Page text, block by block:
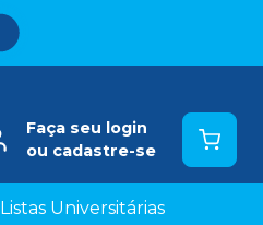
Faça seu login
ou cadastre-se
Listas Universitárias